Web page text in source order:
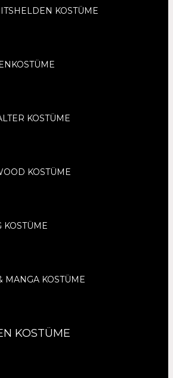
KOSTÜME
KOSTÜME
KOSTÜME
KOSTÜME
MANGA KOSTÜME
KOSTÜME